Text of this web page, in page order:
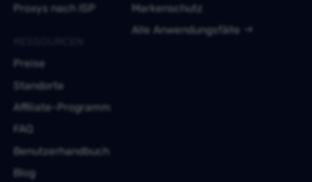
Proxys nach ISP
Markenschutz
Alle Anwendungsfälle
Preise
Standorte
Affiliate-Programm
FAQ
Benutzerhandbuch
Blog